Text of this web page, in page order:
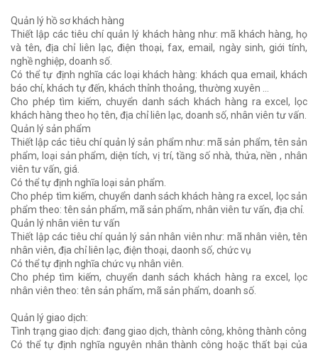
Quản lý hồ sơ khách hàng
Thiết lập các tiêu chí quản lý khách hàng như: mã khách hàng, họ
và tên, địa chỉ liên lạc, điện thoại, fax, email, ngày sinh, giới tính,
nghề nghiệp, doanh số.
Có thể tự định nghĩa các loại khách hàng: khách qua email, khách
báo chí, khách tự đến, khách thỉnh thoảng, thường xuyên …
Cho phép tìm kiếm, chuyển danh sách khách hàng ra excel, lọc
khách hàng theo họ tên, địa chỉ liên lạc, doanh số, nhân viên tư vấn.
Quản lý sản phẩm
Thiết lập các tiêu chí quản lý sản phẩm như: mã sản phẩm, tên sản
phẩm, loại sản phẩm, diện tích, vị trí, tầng số nhà, thửa, nền , nhân
viên tư vấn, giá.
Có thể tự định nghĩa loại sản phẩm.
Cho phép tìm kiếm, chuyển danh sách khách hàng ra excel, lọc sản
phẩm theo: tên sản phẩm, mã sản phẩm, nhân viên tư vấn, địa chỉ.
Quản lý nhân viên tư vấn
Thiết lập các tiêu chí quản lý sản nhân viên như: mã nhân viên, tên
nhân viên, địa chỉ liên lạc, điện thoại, daonh số, chức vụ
Có thể tự định nghĩa chức vụ nhân viên.
Cho phép tìm kiếm, chuyển danh sách khách hàng ra excel, lọc
nhân viên theo: tên sản phẩm, mã sản phẩm, doanh số.
Quản lý giao dịch:
Tình trạng giao dịch: đang giao dịch, thành công, không thành công
Có thể tự định nghĩa nguyên nhân thành công hoặc thất bại của